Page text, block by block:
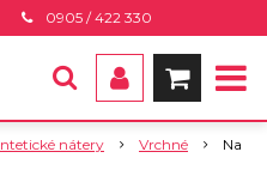
0905 / 422 330
nátery Vrchné
Na